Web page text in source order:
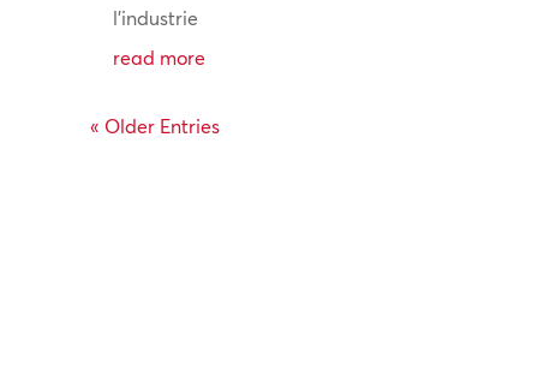
l'industrie
read more
« Older Entries